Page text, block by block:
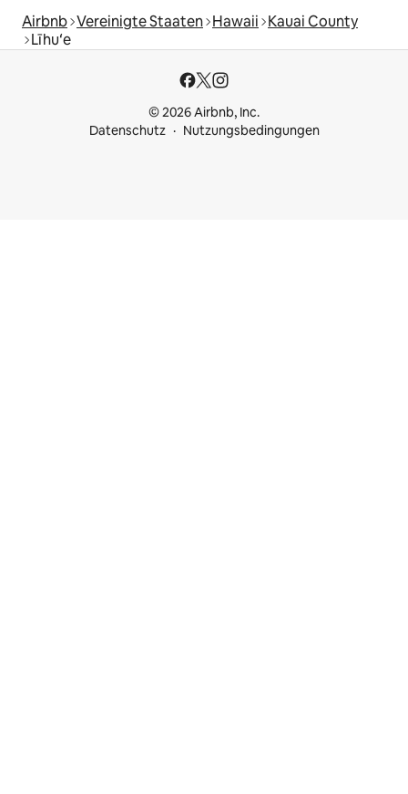
Airbnb Vereinigte Staaten Hawaii Kauai County
Līhuʻe
© 2026 Airbnb, Inc.
Datenschutz
Nutzungsbedingungen